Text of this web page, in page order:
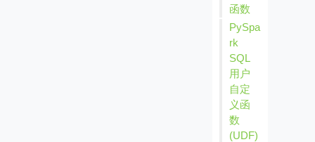
函数
PySpa
rk
SQL
用户
自定
义函
数
(UDF)